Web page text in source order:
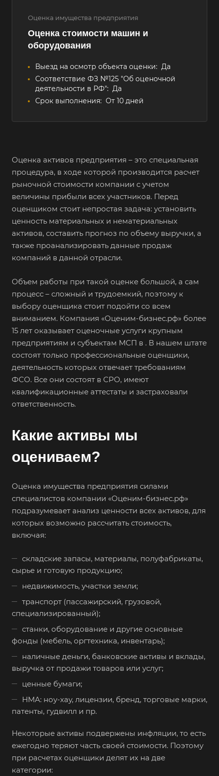
Оценка имущества предприятия
Оценка стоимости машин и
оборудования
Выезд на осмотр объекта оценки: Да
Соответствие ФЗ №125 "Об оценочной
деятельности в РФ": Да
Срок выполнения: От 10 дней
Оценка активов предприятия – это специальная
процедура, в ходе которой производится расчет
рыночной стоимости компании с учетом
величины прибыли всех участников. Перед
оценщиком стоит непростая задача: установить
ценность материальных и нематериальных
активов, составить прогноз по объему выручки, а
также проанализировать данные продаж
компаний в данной отрасли.
Объем работы при такой оценке большой, а сам
процесс – сложный и трудоемкий, поэтому к
выбору оценщика стоит подойти со всем
вниманием. Компания «Оценим-бизнес.рф» более
15 лет оказывает оценочные услуги крупным
предприятиям и субъектам МСП в . В нашем штате
состоят только профессиональные оценщики,
деятельность которых отвечает требованиям
ФСО. Все они состоят в СРО, имеют
квалификационные аттестаты и застраховали
ответственность.
Какие активы мы
оцениваем?
Оценка имущества предприятия силами
специалистов компании «Оценим-бизнес.рф»
подразумевает анализ ценности всех активов, для
которых возможно рассчитать стоимость,
включая:
складские запасы, материалы, полуфабрикаты,
сырье и готовую продукцию;
недвижимость, участки земли;
транспорт (пассажирский, грузовой,
специализированный);
станки, оборудование и другие основные
фонды (мебель, оргтехника, инвентарь);
наличные деньги, банковские активы и вклады,
выручка от продажи товаров или услуг;
ценные бумаги;
НМА: ноу-хау, лицензии, бренд, торговые марки,
патенты, гудвилл и пр.
Некоторые активы подвержены инфляции, то есть
ежегодно теряют часть своей стоимости. Поэтому
при расчетах оценщики делят их на две
категории:
Выберите ваш город
Например: Фрязино
Абдулино
Абинск